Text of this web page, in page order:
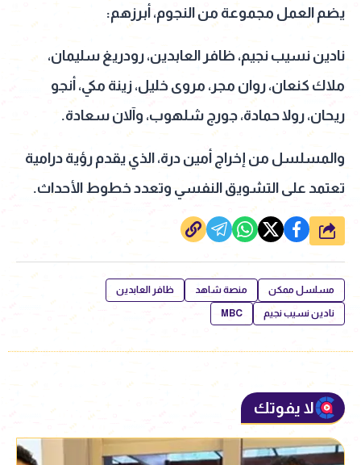
يضم العمل مجموعة من النجوم، أبرزهم:
نادين نسيب نجيم، ظافر العابدين، رودريغ سليمان،
ملاك كنعان، روان مجر، مروى خليل، زينة مكي، أنجو
ريحان، رولا حمادة، جورج شلهوب، وآلان سعادة.
والمسلسل من إخراج أمين درة، الذي يقدم رؤية درامية
تعتمد على التشويق النفسي وتعدد خطوط الأحداث.
شارك
مسلسل ممكن منصة شاهد ظافر العابدين
نادين نسيب نجيم MBC
لا يفوتك